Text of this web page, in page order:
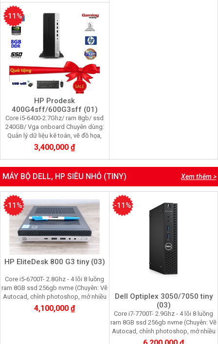
HP Prodesk
400G4sff/600G3sff (01)
Core i5-6400-2.7Ghz/ ram 8gb/ ssd
240GB/ Vga onboard Chuyên dùng:
Quản lý dữ liệu kê toán, vẽ đồ họa,
chơi game, mở nhiều trình duyệt web)
3,400,000 ₫
-11%
Xem thêm >
MÁY BỘ DELL, HP SIÊU NHỎ (TINY)
HP EliteDesk 800 G3 tiny (03)
Core i5-6700T- 2.8Ghz - 4 lõi 8 luồng
ram 8GB ssd 256gb nvme (Chuyên: Vẽ
Autocad, chỉnh photoshop, mở nhiều
trình duyệt web, giả trí đa phương
tiện)
4,100,000 ₫
-11%
Dell Optiplex 3050/7050 tiny
(03)
Core i7-7700T- 2.9Ghz - 4 lõi 8 luồng
ram 8GB ssd 256gb nvme (Chuyên: Vẽ
Autocad, chỉnh photoshop, mở nhiều
trình duyệt web, giả trí đa phương
-11%